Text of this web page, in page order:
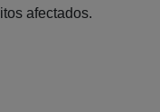
afectados.